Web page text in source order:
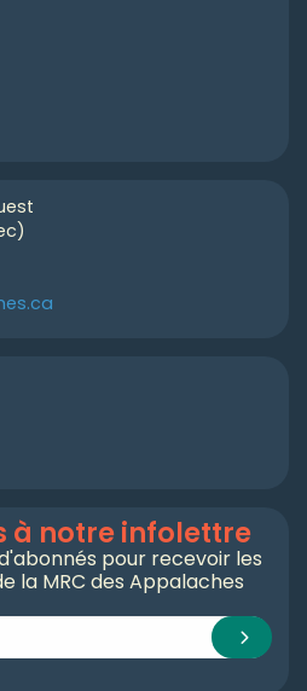
à notre infolettre
pour recevoir les
la MRC des Appalaches